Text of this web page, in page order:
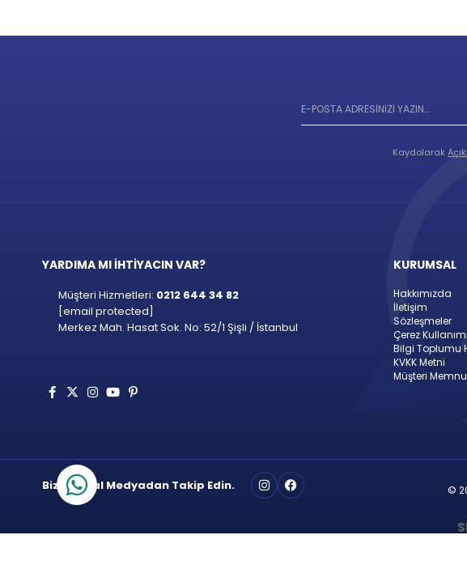
Kaydolarak
YARDIMA MI İHTİYACIN VAR?
Müşteri Hizmetleri: 0212 644 34 82
[email protected]
Merkez Mah. Hasat Sok. No: 52/1 Şişli / İstanbul
KURUMSAL
Hakkımızda
İletişim
Sözleşmeler
Çerez Kullanımı
Bilgi Toplumu
KVKK Metni
Müşteri
Bizi Sosyal Medyadan Takip Edin. ©